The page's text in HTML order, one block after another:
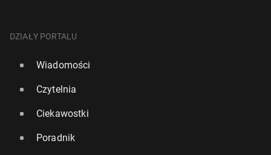
DZIAŁY PORTALU
Wiadomości
Czytelnia
Ciekawostki
Poradnik